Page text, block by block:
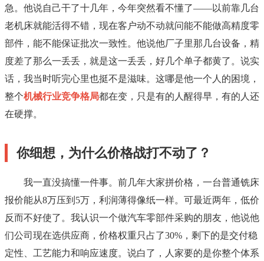
急。他说自己干了十几年，今年突然看不懂了——以前靠几台
老机床就能活得不错，现在客户动不动就问能不能做高精度零
部件，能不能保证批次一致性。他说他厂子里那几台设备，精
度差了那么一丢丢，就是这一丢丢，好几个单子都黄了。说实
话，我当时听完心里也挺不是滋味。这哪是他一个人的困境，
整个机械行业竞争格局都在变，只是有的人醒得早，有的人还
在硬撑。
你细想，为什么价格战打不动了？
我一直没搞懂一件事。前几年大家拼价格，一台普通铣床
报价能从8万压到5万，利润薄得像纸一样。可最近两年，低价
反而不好使了。我认识一个做汽车零部件采购的朋友，他说他
们公司现在选供应商，价格权重只占了30%，剩下的是交付稳
定性、工艺能力和响应速度。说白了，人家要的是你整个体系